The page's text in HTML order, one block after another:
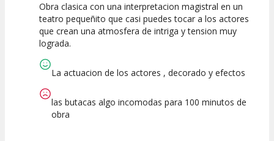
10
Calidad del
Espectáculo
10
Puesta en
10
Interpretación
Obra clasica con una interpretacion magistral en un
teatro pequeñito que casi puedes tocar a los actores
que crean una atmosfera de intriga y tension muy
lograda.
La actuacion de los actores , decorado y efectos
las butacas algo incomodas para 100 minutos de
obra